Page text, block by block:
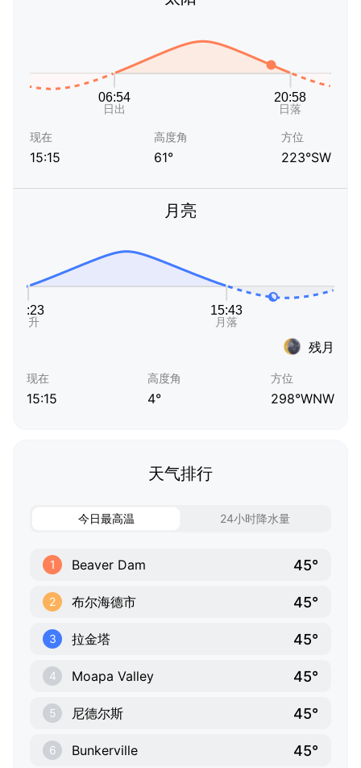
现在
15:15
高度角
61°
方位
223°SW
月亮
残月
现在
15:15
高度角
4°
方位
298°WNW
天气排行
今日最高温 24小时降水量
1 Beaver Dam 45°
2 布尔海德市 45°
3 拉金塔 45°
4 Moapa Valley 45°
5 尼德尔斯 45°
6 Bunkerville 45°